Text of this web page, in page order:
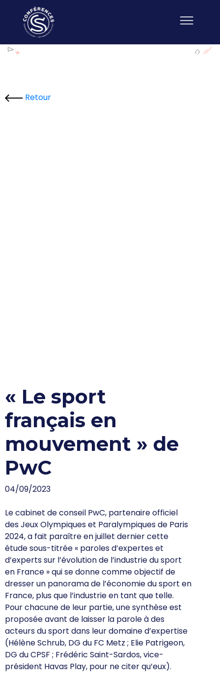
Retour
« Le sport
français en
mouvement » de
PwC
04/09/2023
Le cabinet de conseil PwC, partenaire officiel
des Jeux Olympiques et Paralympiques de Paris
2024, a fait paraître en juillet dernier cette
étude sous-titrée « paroles d’expertes et
d’experts sur l’évolution de l’industrie du sport
en France »qui se donne comme objectif de
dresser un panorama de l’économie du sport en
France, plus que l’industrie en tant que telle.
Pour chacune de leur partie, une synthèse est
proposée avant de laisser la parole à des
acteurs du sport dans leur domaine d’expertise
(Hélène Schrub, DG du FC Metz ; Elie Patrigeon,
DG du CPSF ; Frédéric Saint-Sardos, vice-
président Havas Play, pour ne citer qu’eux).